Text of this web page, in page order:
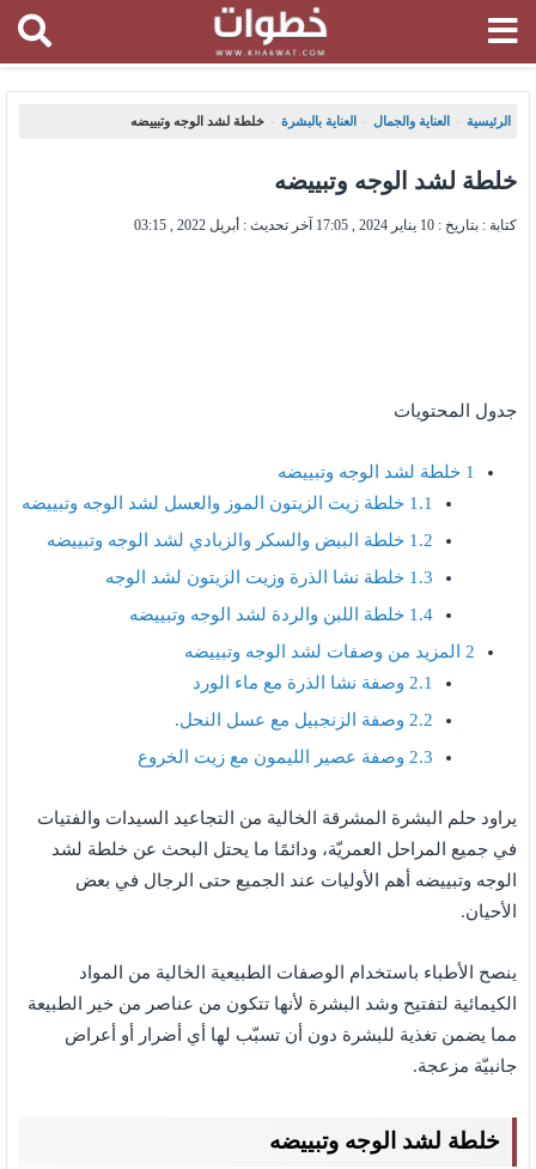
الرئيسية ، العناية والجمال ، العناية بالبشرة ، خلطة لشد الوجه وتبييضه
خلطة لشد الوجه وتبييضه
كتابة : بتاريخ : 10 يناير 2024 , 17:05 آخر تحديث : أبريل 2022 , 03:15
جدول المحتويات
1 خلطة لشد الوجه وتبييضه
1.1 خلطة زيت الزيتون الموز والعسل لشد الوجه وتبييضه
1.2 خلطة البيض والسكر والزبادي لشد الوجه وتبييضه
1.3 خلطة نشا الذرة وزيت الزيتون لشد الوجه
1.4 خلطة اللبن والردة لشد الوجه وتبييضه
2 المزيد من وصفات لشد الوجه وتبييضه
2.1 وصفة نشا الذرة مع ماء الورد
2.2 وصفة الزنجبيل مع عسل النحل.
2.3 وصفة عصير الليمون مع زيت الخروع
يراود حلم البشرة المشرقة الخالية من التجاعيد السيدات والفتيات
في جميع المراحل العمريّة، ودائمًا ما يحتل البحث عن خلطة لشد
الوجه وتبييضه أهم الأوليات عند الجميع حتى الرجال في بعض
الأحيان.
ينصح الأطباء باستخدام الوصفات الطبيعية الخالية من المواد
الكيمائية لتفتيح وشد البشرة لأنها تتكون من عناصر من خير الطبيعة
مما يضمن تغذية للبشرة دون أن تسبّب لها أي أضرار أو أعراض
جانبيّة مزعجة.
خلطة لشد الوجه وتبييضه